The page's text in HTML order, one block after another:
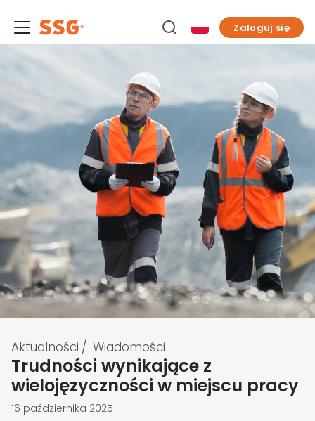
Zaloguj się
Aktualności / Wiadomości
Trudności wynikające z
wielojęzyczności w miejscu pracy
16 października 2025